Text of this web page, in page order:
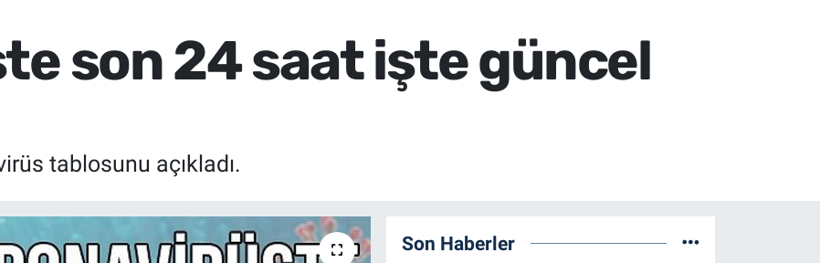
son 24 saat işte güncel
tablosunu açıkladı.
Son Haberler